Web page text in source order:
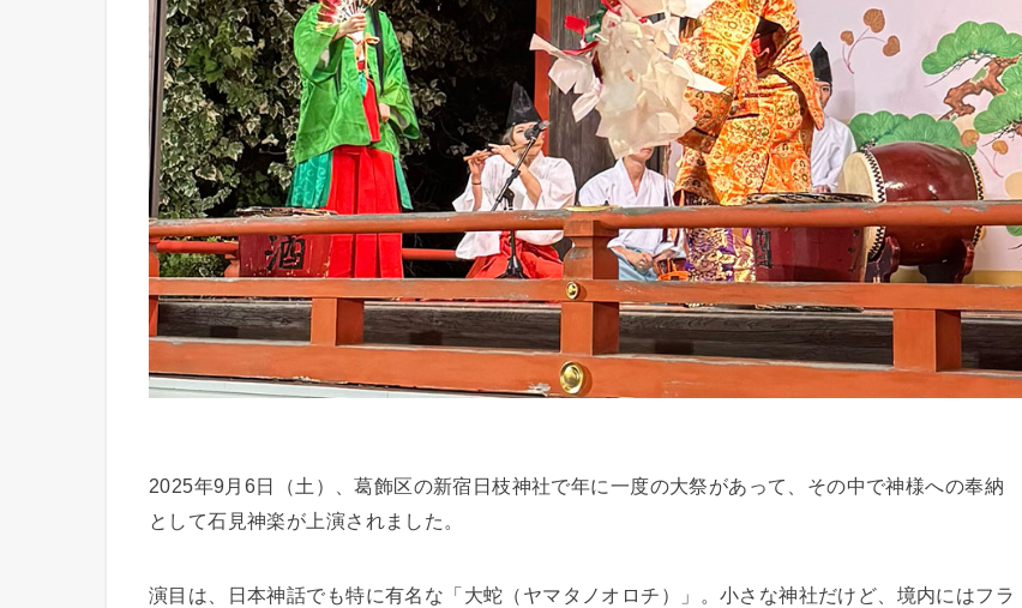
2025年9月6日（土）、葛飾区の新宿日枝神社で年に一度の大祭があって、その中で神様への奉納
として石見神楽が上演されました。
演目は、日本神話でも特に有名な「大蛇（ヤマタノオロチ）」。小さな神社だけど、境内にはフラ